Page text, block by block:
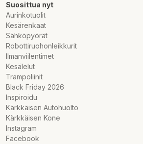
Suosittua nyt
Aurinkotuolit
Kesärenkaat
Sähköpyörät
Robottiruohonleikkurit
Ilmanviilentimet
Kesälelut
Trampoliinit
Black Friday 2026
Inspiroidu
Kärkkäisen Autohuolto
Kärkkäisen Kone
Instagram
Facebook